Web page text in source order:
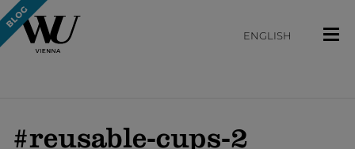
ENGLISH
#reusable-cups-2